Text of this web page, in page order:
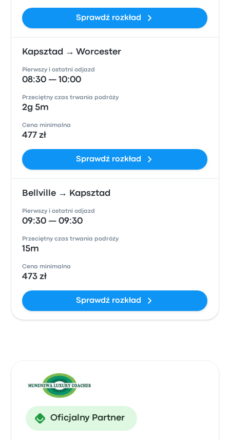
Sprawdź rozkład
Kapsztad → Worcester
Pierwszy i ostatni odjazd
08:30 — 10:00
Przeciętny czas trwania podróży
2g 5m
Cena minimalna
477 zł
Sprawdź rozkład
Bellville → Kapsztad
Pierwszy i ostatni odjazd
09:30 — 09:30
Przeciętny czas trwania podróży
15m
Cena minimalna
473 zł
Sprawdź rozkład
Oficjalny Partner